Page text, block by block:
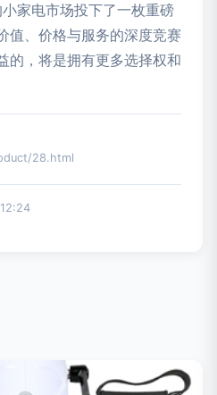
家电市场投下了一枚重磅
值、价格与服务的深度竞赛
的，将是拥有更多选择权和
28.html